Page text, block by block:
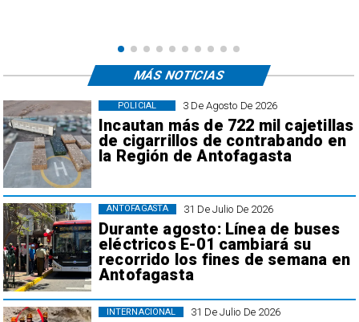
3 De Agosto De 2026
Incautan más de 722 mil cajetillas
de cigarrillos de contrabando en
la Región de Antofagasta
POLICIAL
31 De Julio De 2026
Durante agosto: Línea de buses
eléctricos E-01 cambiará su
recorrido los fines de semana en
Antofagasta
ANTOFAGASTA
31 De Julio De 2026
INTERNACIONAL
MÁS NOTICIAS